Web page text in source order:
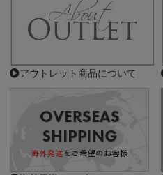
アウトレット商品について